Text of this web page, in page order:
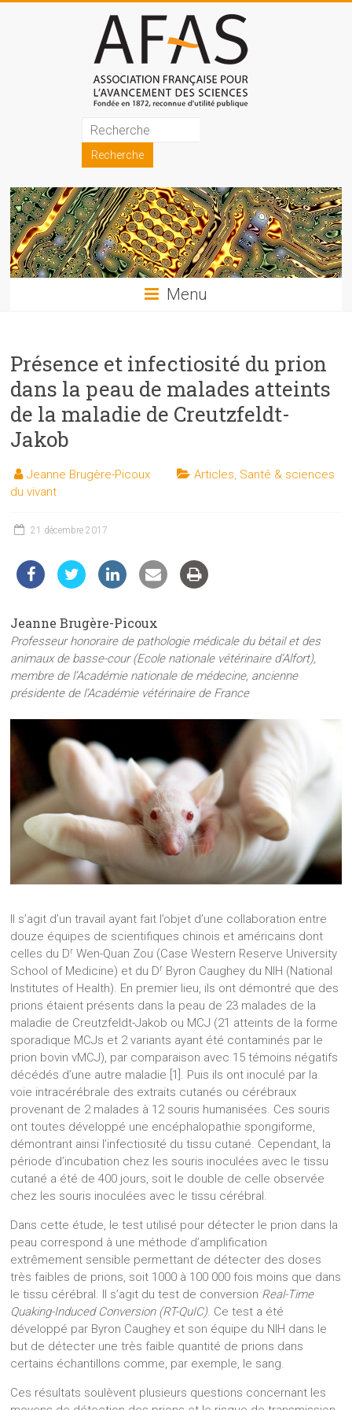
Association
française
pour
l'avancement
des
sciences
les
sciences
et
les
techniques
du
public
Menu
Présence et infectiosité du prion
dans la peau de malades atteints
de la maladie de Creutzfeldt-
Jakob
Jeanne Brugère-Picoux Articles Santé & sciences
du vivant
21 décembre 2017
Jeanne Brugère-Picoux
Professeur honoraire de pathologie médicale du bétail et des
animaux de basse-cour (Ecole nationale vétérinaire d’Alfort),
membre de l’Académie nationale de médecine, ancienne
présidente de l’Académie vétérinaire de France
Il s’agit d’un travail ayant fait l’objet d’une collaboration entre
douze équipes de scientifiques chinois et américains dont
celles du Dr Wen-Quan Zou (Case Western Reserve University
School of Medicine) et du Dr Byron Caughey du NIH (National
Institutes of Health). En premier lieu, ils ont démontré que des
prions étaient présents dans la peau de 23 malades de la
maladie de Creutzfeldt-Jakob ou MCJ (21 atteints de la forme
sporadique MCJs et 2 variants ayant été contaminés par le
prion bovin vMCJ), par comparaison avec 15 témoins négatifs
décédés d’une autre maladie [1]. Puis ils ont inoculé par la
voie intracérébrale des extraits cutanés ou cérébraux
provenant de 2 malades à 12 souris humanisées. Ces souris
ont toutes développé une encéphalopathie spongiforme,
démontrant ainsi l’infectiosité du tissu cutané. Cependant, la
période d’incubation chez les souris inoculées avec le tissu
cutané a été de 400 jours, soit le double de celle observée
chez les souris inoculées avec le tissu cérébral.
Dans cette étude, le test utilisé pour détecter le prion dans la
peau correspond à une méthode d’amplification
extrêmement sensible permettant de détecter des doses
très faibles de prions, soit 1000 à 100 000 fois moins que dans
le tissu cérébral. Il s’agit du test de conversion Real-Time
Quaking-Induced Conversion (RT-QuIC). Ce test a été
développé par Byron Caughey et son équipe du NIH dans le
but de détecter une très faible quantité de prions dans
certains échantillons comme, par exemple, le sang.
Ces résultats soulèvent plusieurs questions concernant les